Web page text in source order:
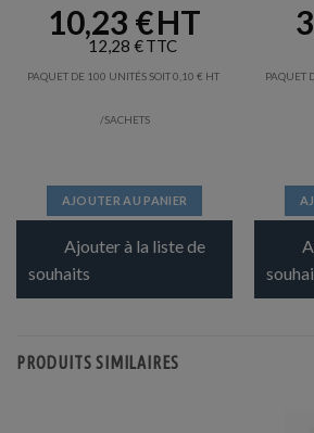
10,23 €
12,28 €
PAQUET DE 100 UNITÉS SOIT0,10 €
/SACHETS
AJOUTER AU PANIER
Ajouter à la liste de
souhaits
PAQUET
PRODUITS SIMILAIRES